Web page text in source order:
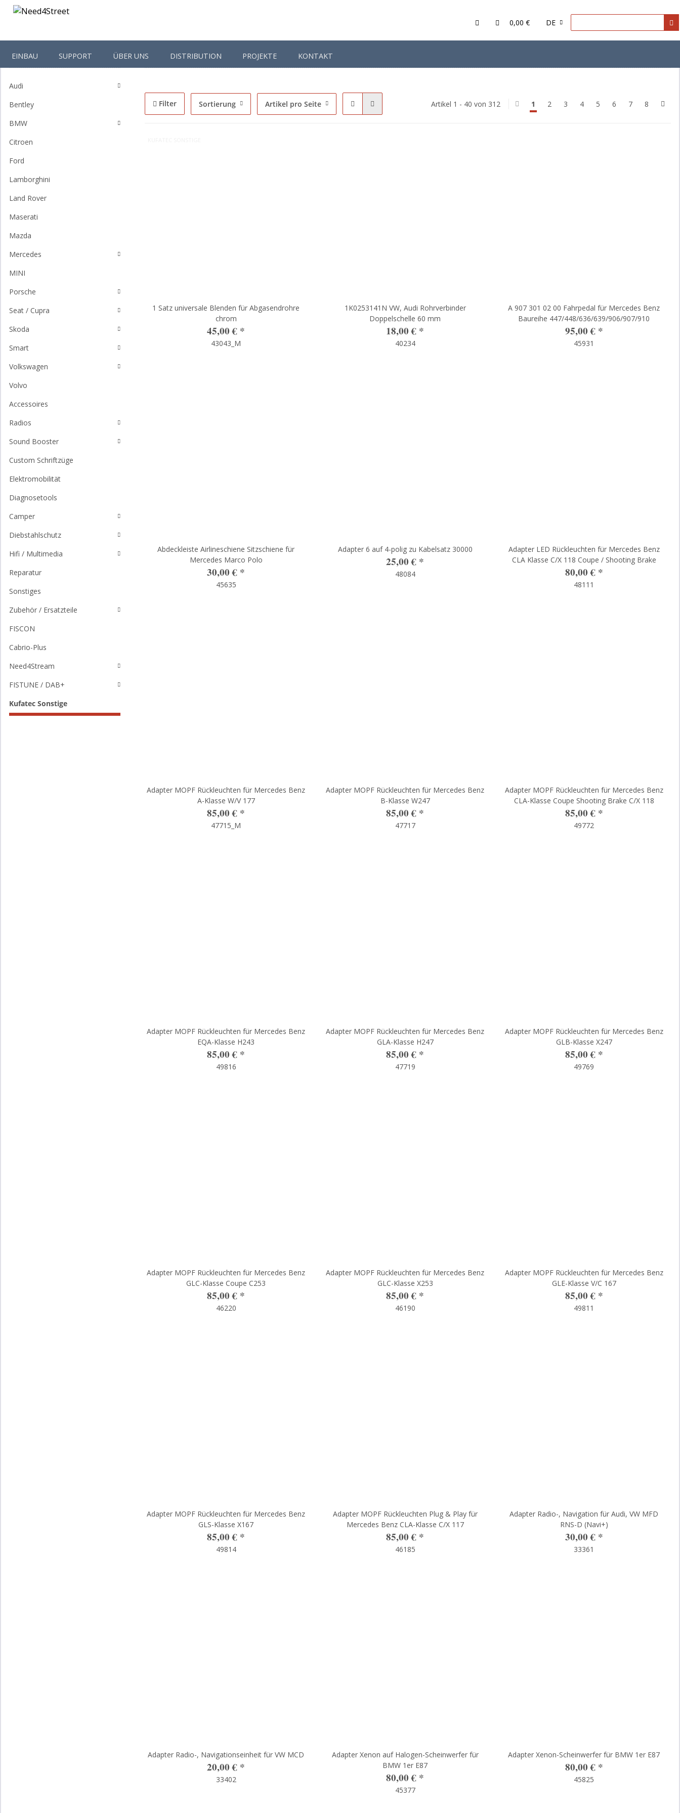
0,00 € DE
EINBAU SUPPORT ÜBER UNS DISTRIBUTION PROJEKTE KONTAKT
Startseite Kufatec Sonstige
Filter Sortierung Artikel pro Seite Artikel 1 - 40 von 312 1 2 3 4 5 6 7 8
1 Satz universale Blenden für Abgasendrohre
chrom
45,00 € *
43043_M
1K0253141N VW, Audi Rohrverbinder
Doppelschelle 60 mm
18,00 € *
40234
A 907 301 02 00 Fahrpedal für Mercedes Benz
Baureihe 447/448/636/639/906/907/910
95,00 € *
45931
Abdeckleiste Airlineschiene Sitzschiene für
Mercedes Marco Polo
30,00 € *
45635
Adapter 6 auf 4-polig zu Kabelsatz 30000
25,00 € *
48084
Adapter LED Rückleuchten für Mercedes Benz
CLA Klasse C/X 118 Coupe / Shooting Brake
80,00 € *
48111
Adapter MOPF Rückleuchten für Mercedes Benz
A-Klasse W/V 177
85,00 € *
47715_M
Adapter MOPF Rückleuchten für Mercedes Benz
B-Klasse W247
85,00 € *
47717
Adapter MOPF Rückleuchten für Mercedes Benz
CLA-Klasse Coupe Shooting Brake C/X 118
85,00 € *
49772
Adapter MOPF Rückleuchten für Mercedes Benz
EQA-Klasse H243
85,00 € *
49816
Adapter MOPF Rückleuchten für Mercedes Benz
GLA-Klasse H247
85,00 € *
47719
Adapter MOPF Rückleuchten für Mercedes Benz
GLB-Klasse X247
85,00 € *
49769
Adapter MOPF Rückleuchten für Mercedes Benz
GLC-Klasse Coupe C253
85,00 € *
46220
Adapter MOPF Rückleuchten für Mercedes Benz
GLC-Klasse X253
85,00 € *
46190
Adapter MOPF Rückleuchten für Mercedes Benz
GLE-Klasse V/C 167
85,00 € *
49811
Adapter MOPF Rückleuchten für Mercedes Benz
GLS-Klasse X167
85,00 € *
49814
Adapter MOPF Rückleuchten Plug & Play für
Mercedes Benz CLA-Klasse C/X 117
85,00 € *
46185
Adapter Radio-, Navigation für Audi, VW MFD
RNS-D (Navi+)
30,00 € *
33361
Adapter Radio-, Navigationseinheit für VW MCD
20,00 € *
33402
Adapter Xenon auf Halogen-Scheinwerfer für
BMW 1er E87
80,00 € *
45377
Adapter Xenon-Scheinwerfer für BMW 1er E87
80,00 € *
45825
Shop-Kategorien
Audi
Bentley
BMW
Citroen
Ford
Lamborghini
Land Rover
Maserati
Mazda
Mercedes
MINI
Porsche
Seat / Cupra
Skoda
Smart
Volkswagen
Volvo
Accessoires
Radios
Sound Booster
Custom Schriftzüge
Elektromobilität
Diagnosetools
Camper
Diebstahlschutz
Hifi / Multimedia
Reparatur
Sonstiges
Zubehör / Ersatzteile
FISCON
Cabrio-Plus
Need4Stream
FISTUNE / DAB+
Kufatec Sonstige